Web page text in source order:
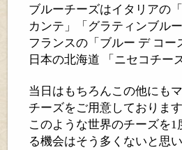
ブルーチーズはイタリアの
カンテ」「グラティンブルー
フランスの「ブルー デ コー
日本の北海道
「ニセコチー
当日はもちろんこの他にも
チーズをご用意しております
このような世界のチーズを1
る機会はそう多くないと思い